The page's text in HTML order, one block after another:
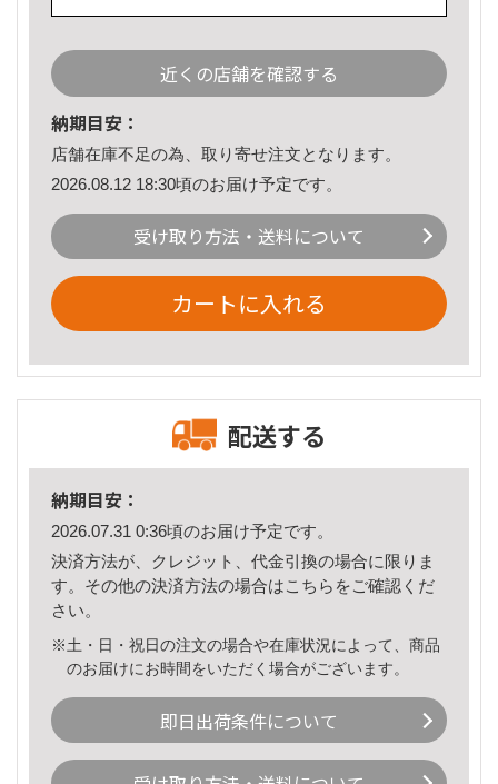
近くの店舗を確認する
納期目安：
店舗在庫不足の為、取り寄せ注文となります。
2026.08.12 18:30頃のお届け予定です。
受け取り方法・送料について
カートに入れる
配送する
納期目安：
2026.07.31 0:36頃のお届け予定です。
決済方法が、クレジット、代金引換の場合に限りま
す。その他の決済方法の場合はこちら をご確認くだ
さい。
※土・日・祝日の注文の場合や在庫状況によって、商品
のお届けにお時間をいただく場合がございます。
即日出荷条件について